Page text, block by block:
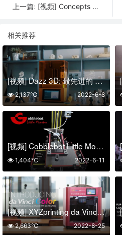
上一篇: [视频] Concepts 3D Systems Athena 世界上最智能的 mSLA 树脂3D打印机
相关推荐
[视频] Dazz 3D: 最先进的 LCD 光固化 3D打印机
2022-6-8
2,137℃
[视频] Cobblebot Little Monster: 一款经济实惠的桌面3D打印机
2022-6-11
1,404℃
[视频] XYZprinting da Vinci Color-世界第一台全彩FFF 3D打印机
2022-8-25
2,663℃